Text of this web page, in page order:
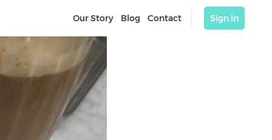
Our Story Blog Contact Sign in